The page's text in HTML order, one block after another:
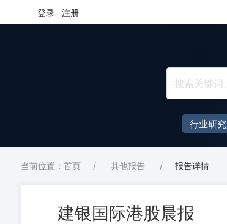
登录 注册
行业研究
当前位置：首页 / 其他报告 / 报告详情
建银国际港股晨报